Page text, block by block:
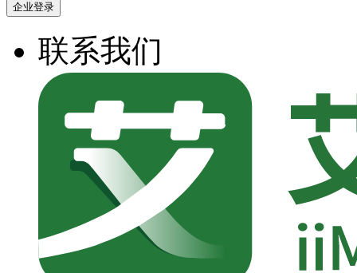
企业登录
联系我们